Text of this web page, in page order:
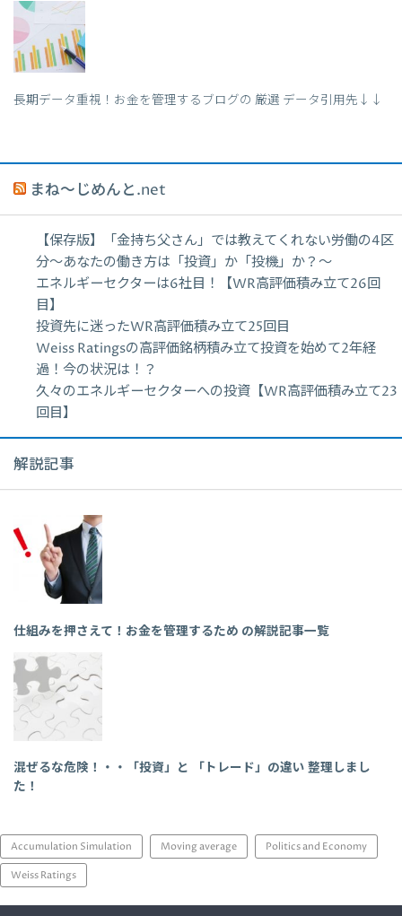
長期データ重視！お金を管理するブログの 厳選 データ引用先↓↓
まね～じめんと.net
【保存版】「金持ち父さん」では教えてくれない労働の4区
分〜あなたの働き方は「投資」か「投機」か？〜
エネルギーセクターは6社目！【WR高評価積み立て26回
目】
投資先に迷ったWR高評価積み立て25回目
Weiss Ratingsの高評価銘柄積み立て投資を始めて2年経
過！今の状況は！？
久々のエネルギーセクターへの投資【WR高評価積み立て23
回目】
解説記事
仕組みを押さえて！お金を管理するため の解説記事一覧
混ぜるな危険！・・「投資」と 「トレード」の違い 整理しまし
た！
Accumulation Simulation Moving average Politics and Economy
Weiss Ratings